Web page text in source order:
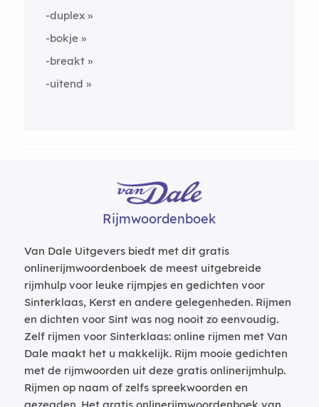
-duplex
-bokje
-breakt
-uitend
Rijmwoordenboek
Van Dale Uitgevers biedt met dit gratis
onlinerijmwoordenboek de meest uitgebreide
rijmhulp voor leuke rijmpjes en gedichten voor
Sinterklaas, Kerst en andere gelegenheden. Rijmen
en dichten voor Sint was nog nooit zo eenvoudig.
Zelf rijmen voor Sinterklaas: online rijmen met Van
Dale maakt het u makkelijk. Rijm mooie gedichten
met de rijmwoorden uit deze gratis onlinerijmhulp.
Rijmen op naam of zelfs spreekwoorden en
gezegden. Het gratis onlinerijmwoordenboek van